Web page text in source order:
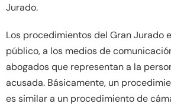
Jurado.
Los procedimientos del Gran Jurado
público, a los medios de
abogados que representan a la
acusada. Básicamente, un
es similar a un procedimiento de